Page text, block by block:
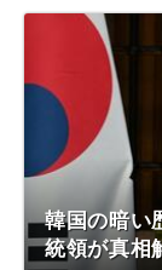
韓国の暗い
統領が真相